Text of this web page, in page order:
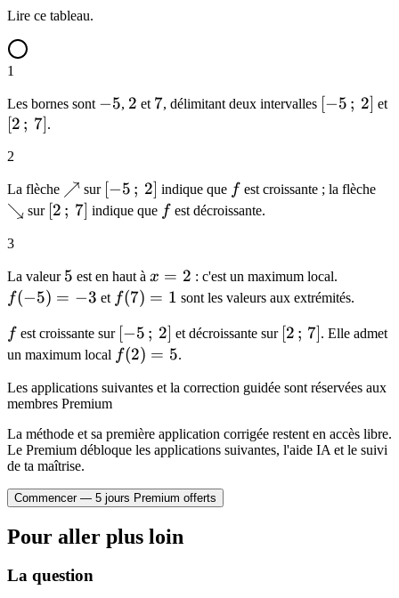
Lire ce tableau.
1
Les bornes sont -5
−5, 2
2 et 7
7, délimitant deux intervalles [-5\,;\,2]
[−5 ; 2] et
[2 ; 7].
2
La flèche \nearrow
↗ sur [-5\,;\,2]
[−5 ; 2] indique que ffest croissante ; la flèche
↘ sur [2\,;\,7]
[2 ; 7] indique que ffest décroissante.
3
La valeur 5
5 est en haut à x
=
x = 2 : c'est un maximum local.
= -3
f(−5) = −3 et f(7)
f(7) = 1 sont les valeurs aux extrémités.
ff est croissante sur [-5\,;\,2]
[−5 ; 2] et décroissante sur [2\,;\,7]
[2 ; 7]. Elle admet
un maximum local f(2)
f(2) = 5.
Les applications suivantes et la correction guidée sont réservées aux
membres Premium
La méthode et sa première application corrigée restent en accès libre.
Le Premium débloque les applications suivantes, l'aide IA et le suivi
de ta maîtrise.
Commencer — 5 jours Premium offerts
Pour aller plus loin
La question